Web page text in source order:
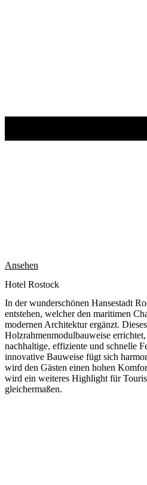
Ansehen
Hotel Rostock
In der wunderschönen Hansestadt
entstehen, welcher den maritimen
modernen Architektur ergänzt.
Holzrahmenmodulbauweise
nachhaltige, effiziente und schnelle
innovative Bauweise fügt sich
wird den Gästen einen hohen
wird ein weiteres Highlight für
gleichermaßen.